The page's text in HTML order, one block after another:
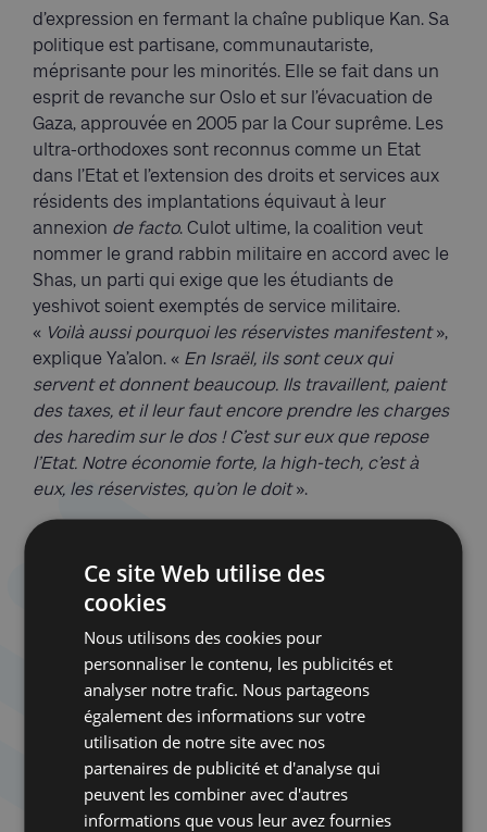
d’expression en fermant la chaîne publique Kan. Sa
politique est partisane, communautariste,
méprisante pour les minorités. Elle se fait dans un
esprit de revanche sur Oslo et sur l’évacuation de
Gaza, approuvée en 2005 par la Cour suprême. Les
ultra-orthodoxes sont reconnus comme un Etat
dans l’Etat et l’extension des droits et services aux
résidents des implantations équivaut à leur
annexion de facto. Culot ultime, la coalition veut
nommer le grand rabbin militaire en accord avec le
Shas, un parti qui exige que les étudiants de
yeshivot soient exemptés de service militaire.
« Voilà aussi pourquoi les réservistes manifestent»,
explique Ya’alon. « En Israël, ils sont ceux qui
servent et donnent beaucoup. Ils travaillent, paient
des taxes, et il leur faut encore prendre les charges
des haredim sur le dos ! C’est sur eux que repose
l’Etat. Notre économie forte, la high-tech, c’est à
eux, les réservistes, qu’on le doit».
comme citoyens et comme soldats.
sans protection face à des mandats d’arrêt
émanant par exemple de la CPI, laquelle s’est
déclarée compétente en 2021 pour enquêter sur de
possibles crimes de guerre dans les Territoires
occupés. L’un des moyens pour un pays d’échapper
aux poursuites internationales est de diligenter ses
propres investigations. Or quelle serait leur
légitimité aux mains d’une justice politique ?
Ce site Web utilise des
cookies
Nous utilisons des cookies pour
personnaliser le contenu, les publicités et
analyser notre trafic. Nous partageons
également des informations sur votre
utilisation de notre site avec nos
partenaires de publicité et d'analyse qui
peuvent les combiner avec d'autres
informations que vous leur avez fournies